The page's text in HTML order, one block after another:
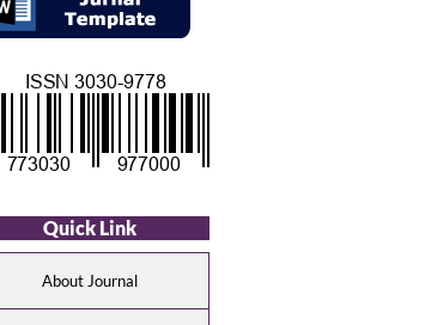
Quick Link
About Journal